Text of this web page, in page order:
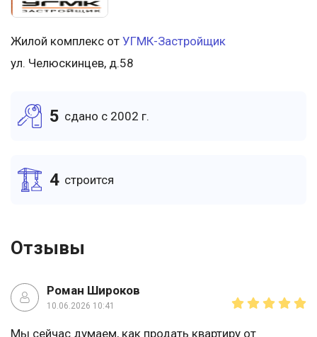
Жилой комплекс от УГМК-Застройщик
ул. Челюскинцев, д.58
5 cдано c 2002 г.
4 cтроится
Отзывы
Роман Широков
10.06.2026 10:41
Мы сейчас думаем, как продать квартиру от